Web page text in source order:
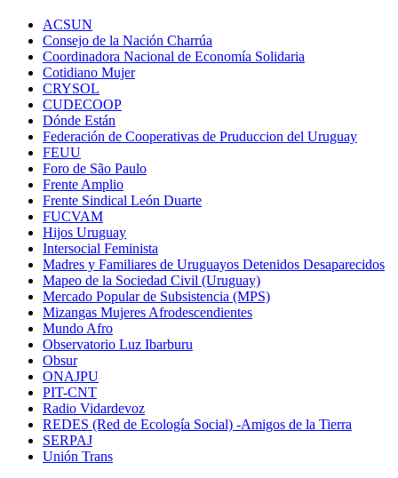
ACSUN
Consejo de la Nación Charrúa
Coordinadora Nacional de Economía Solidaria
Cotidiano Mujer
CRYSOL
CUDECOOP
Dónde Están
Federación de Cooperativas de Pruduccion del Uruguay
FEUU
Foro de São Paulo
Frente Amplio
Frente Sindical León Duarte
FUCVAM
Hijos Uruguay
Intersocial Feminista
Madres y Familiares de Uruguayos Detenidos Desaparecidos
Mapeo de la Sociedad Civil (Uruguay)
Mercado Popular de Subsistencia (MPS)
Mizangas Mujeres Afrodescendientes
Mundo Afro
Observatorio Luz Ibarburu
Obsur
ONAJPU
PIT-CNT
Radio Vidardevoz
REDES (Red de Ecología Social) -Amigos de la Tierra
SERPAJ
Unión Trans